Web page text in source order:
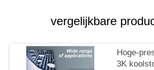
vergelijkbare
Hoge-
3K